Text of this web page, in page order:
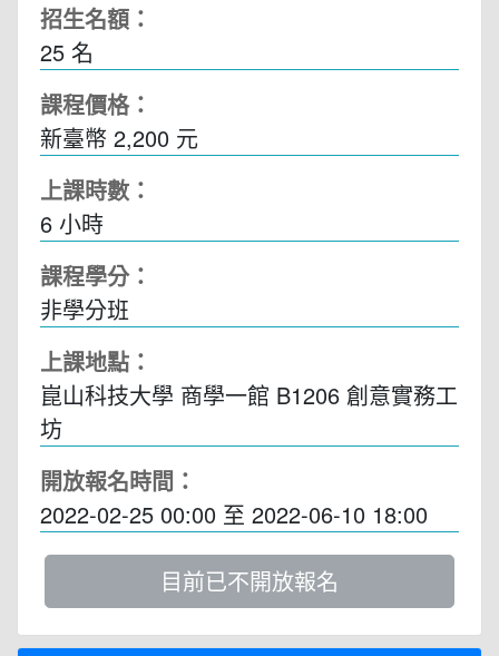
招生名額：
25 名
課程價格：
新臺幣 2,200 元
上課時數：
6 小時
課程學分：
非學分班
上課地點：
崑山科技大學 商學一館 B1206 創意實務工
坊
開放報名時間：
2022-02-25 00:00 至 2022-06-10 18:00
目前已不開放報名